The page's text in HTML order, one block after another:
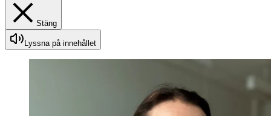
Stäng
Lyssna på innehållet